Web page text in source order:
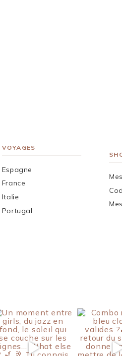
VOYAGES
Espagne
France
Italie
Portugal